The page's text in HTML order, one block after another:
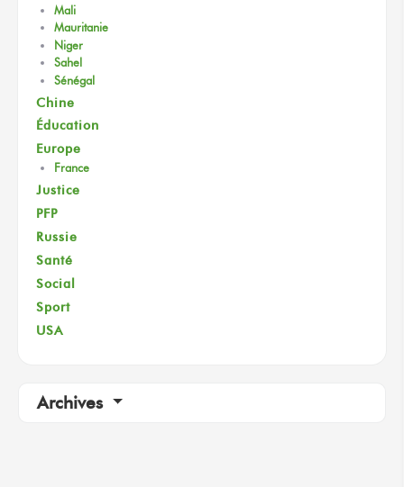
Mali
Mauritanie
Niger
Sahel
Sénégal
Chine
Éducation
Europe
France
Justice
PFP
Russie
Santé
Social
Sport
USA
Archives